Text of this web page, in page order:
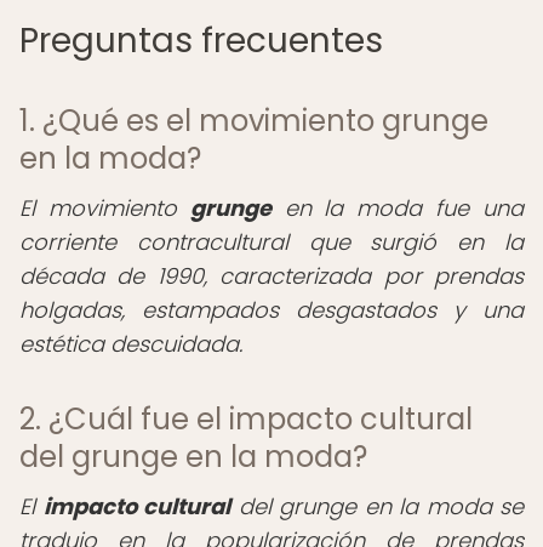
Preguntas frecuentes
1. ¿Qué es el movimiento grunge
en la moda?
El movimiento grungeen la moda fue una
corriente contracultural que surgió en la
década de 1990, caracterizada por prendas
holgadas, estampados desgastados y una
estética descuidada.
2. ¿Cuál fue el impacto cultural
del grunge en la moda?
El impacto culturaldel grunge en la moda se
tradujo en la popularización de prendas